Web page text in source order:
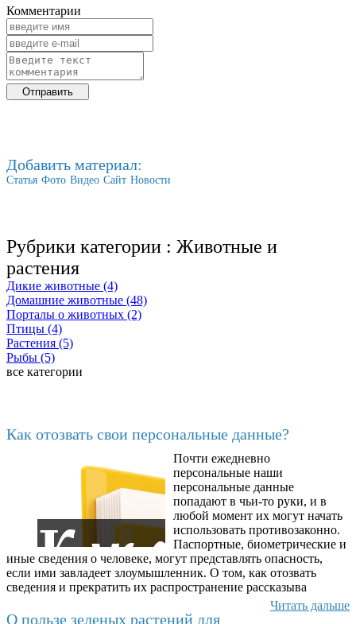
Комментарии
Добавить материал:
Статья Фото Видео Сайт Новости
Рубрики категории : Животные и
растения
Дикие животные (4)
Домашние животные (48)
Порталы о животных (2)
Птицы (4)
Растения (5)
Рыбы (5)
все категории
Как отозвать свои персональные данные?
Почти ежедневно
персональные наши
персональные данные
попадают в чьи-то руки, и в
любой момент их могут начать
использовать противозаконно.
Паспортные, биометрические и
иные сведения о человеке, могут представлять опасность,
если ими завладеет злоумышленник. О том, как отозвать
сведения и прекратить их распространение рассказыва
Читать дальше
О пользе зеленых растений для